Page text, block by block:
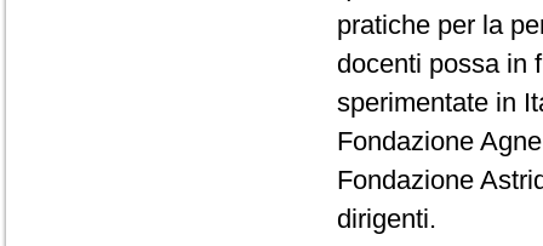
pratiche per la
docenti possa in
sperimentate in
Fondazione
Fondazione
dirigenti.